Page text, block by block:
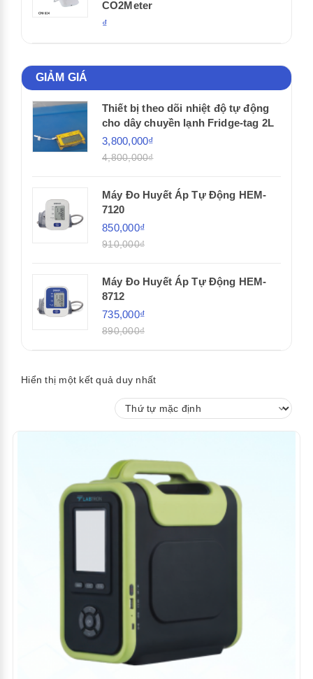
CO2Meter
₫
GIẢM GIÁ
Thiết bị theo dõi nhiệt độ tự động
cho dây chuyền lạnh Fridge-tag 2L
3,800,000₫
4,800,000₫
Máy Đo Huyết Áp Tự Động HEM-
7120
850,000₫
910,000₫
Máy Đo Huyết Áp Tự Động HEM-
8712
735,000₫
890,000₫
Hiển thị một kết quả duy nhất